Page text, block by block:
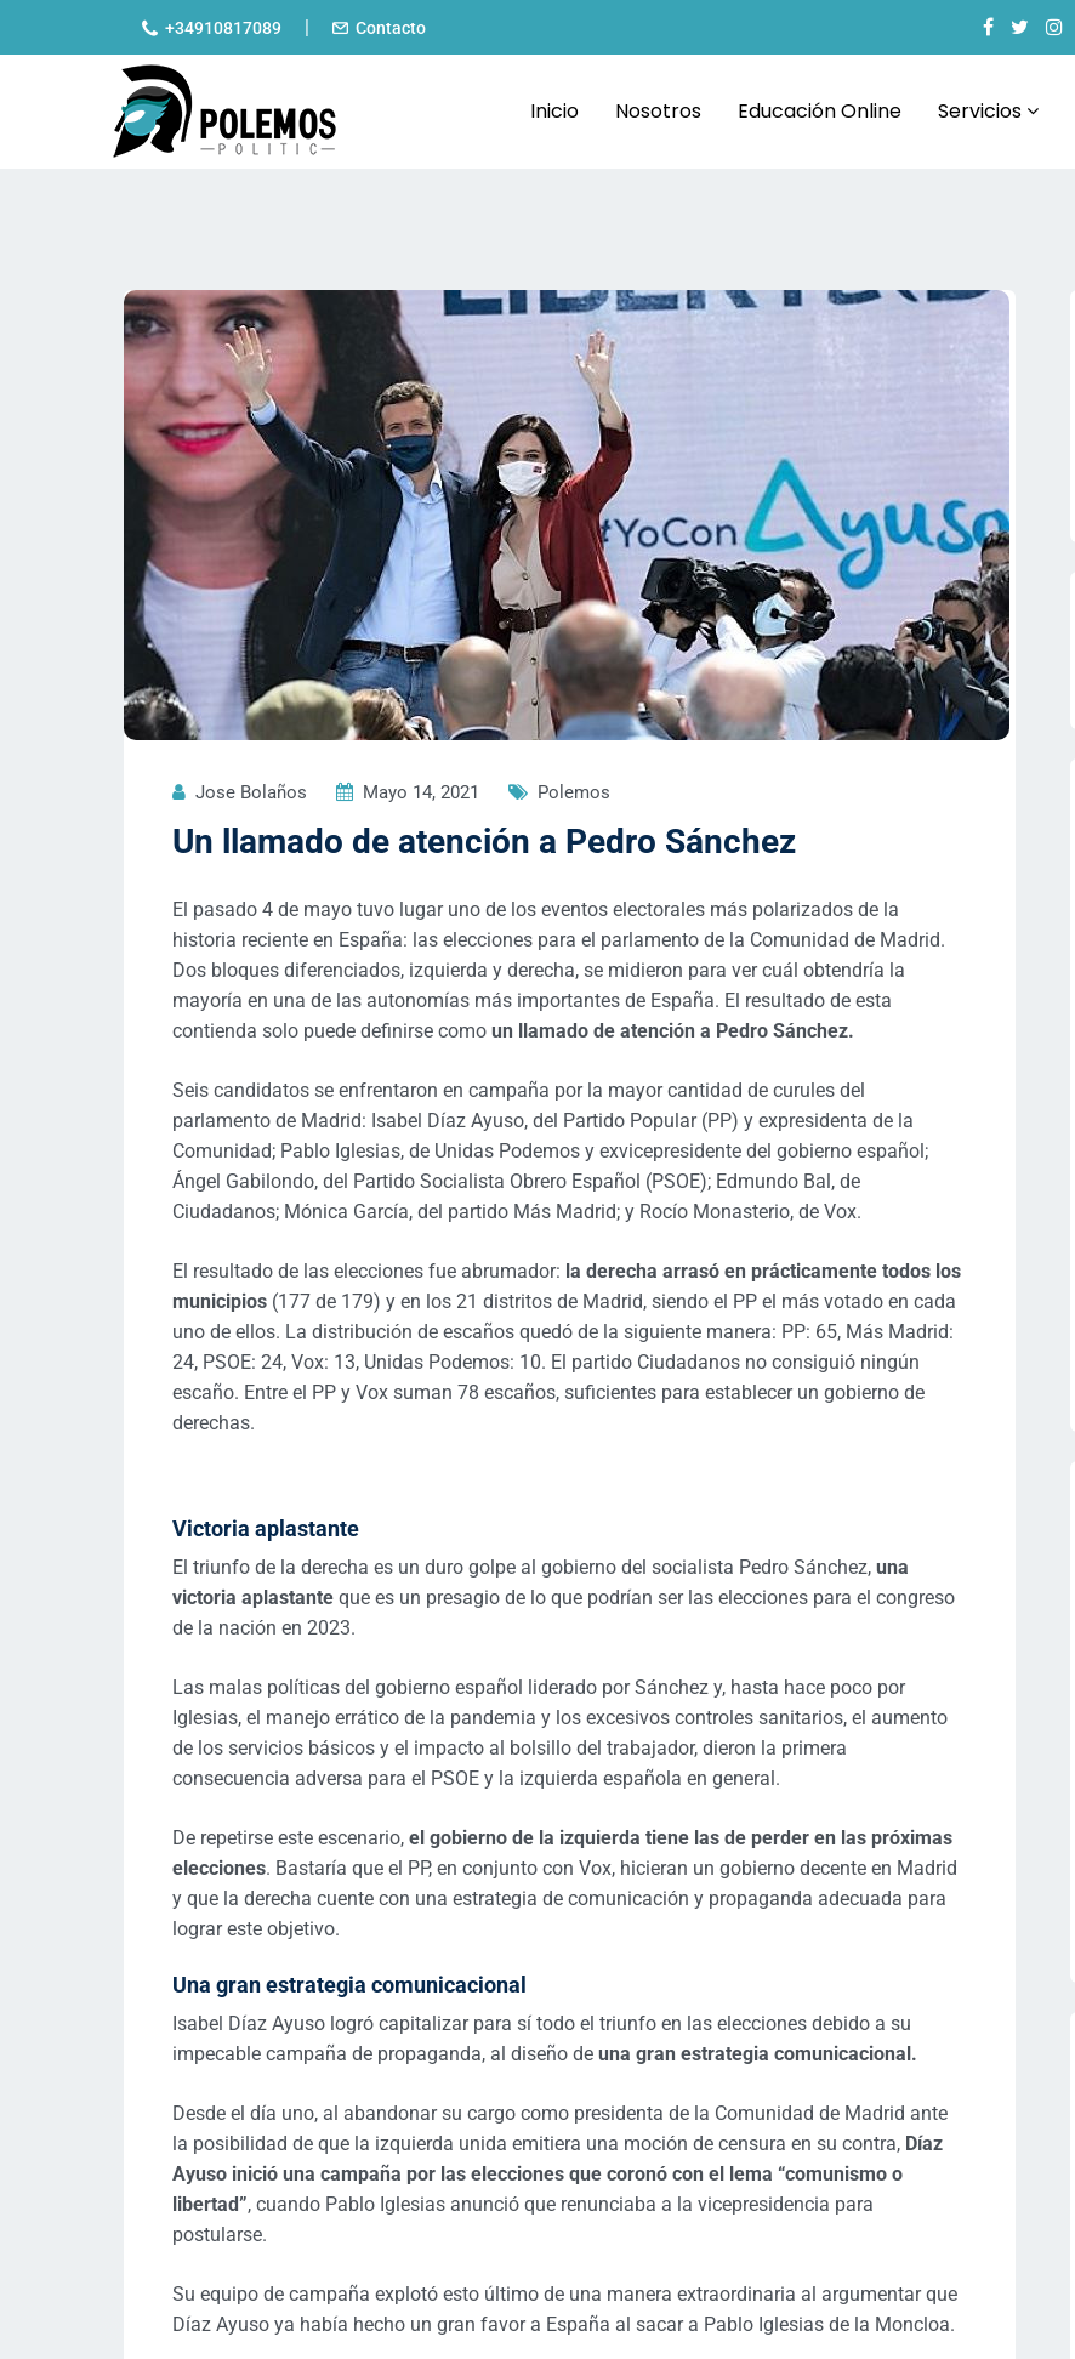
+34910817089 | Contacto
Inicio Nosotros Educación Online Servicios
Jose Bolaños Mayo 14, 2021 Polemos
Un llamado de atención a Pedro Sánchez
El pasado 4 de mayo tuvo lugar uno de los eventos electorales más polarizados de la
historia reciente en España: las elecciones para el parlamento de la Comunidad de Madrid.
Dos bloques diferenciados, izquierda y derecha, se midieron para ver cuál obtendría la
mayoría en una de las autonomías más importantes de España. El resultado de esta
contienda solo puede definirse como un llamado de atención a Pedro Sánchez.
Seis candidatos se enfrentaron en campaña por la mayor cantidad de curules del
parlamento de Madrid: Isabel Díaz Ayuso, del Partido Popular (PP) y expresidenta de la
Comunidad; Pablo Iglesias, de Unidas Podemos y exvicepresidente del gobierno español;
Ángel Gabilondo, del Partido Socialista Obrero Español (PSOE); Edmundo Bal, de
Ciudadanos; Mónica García, del partido Más Madrid; y Rocío Monasterio, de Vox.
El resultado de las elecciones fue abrumador: la derecha arrasó en prácticamente todos los
municipios (177 de 179) y en los 21 distritos de Madrid, siendo el PP el más votado en cada
uno de ellos. La distribución de escaños quedó de la siguiente manera: PP: 65, Más Madrid:
24, PSOE: 24, Vox: 13, Unidas Podemos: 10. El partido Ciudadanos no consiguió ningún
escaño. Entre el PP y Vox suman 78 escaños, suficientes para establecer un gobierno de
derechas.
Victoria aplastante
El triunfo de la derecha es un duro golpe al gobierno del socialista Pedro Sánchez, una
victoria aplastante que es un presagio de lo que podrían ser las elecciones para el congreso
de la nación en 2023.
Las malas políticas del gobierno español liderado por Sánchez y, hasta hace poco por
Iglesias, el manejo errático de la pandemia y los excesivos controles sanitarios, el aumento
de los servicios básicos y el impacto al bolsillo del trabajador, dieron la primera
consecuencia adversa para el PSOE y la izquierda española en general.
De repetirse este escenario, el gobierno de la izquierda tiene las de perder en las próximas
elecciones. Bastaría que el PP, en conjunto con Vox, hicieran un gobierno decente en Madrid
y que la derecha cuente con una estrategia de comunicación y propaganda adecuada para
lograr este objetivo.
Una gran estrategia comunicacional
Isabel Díaz Ayuso logró capitalizar para sí todo el triunfo en las elecciones debido a su
impecable campaña de propaganda, al diseño de una gran estrategia comunicacional.
Desde el día uno, al abandonar su cargo como presidenta de la Comunidad de Madrid ante
la posibilidad de que la izquierda unida emitiera una moción de censura en su contra, Díaz
Ayuso inició una campaña por las elecciones que coronó con el lema “comunismo o
libertad”, cuando Pablo Iglesias anunció que renunciaba a la vicepresidencia para
postularse.
Su equipo de campaña explotó esto último de una manera extraordinaria al argumentar que
Díaz Ayuso ya había hecho un gran favor a España al sacar a Pablo Iglesias de la Moncloa.